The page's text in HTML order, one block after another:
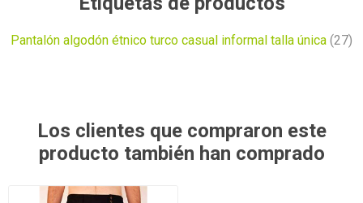
Pantalón algodón étnico turco casual informal talla única (27)
Los clientes que compraron este
producto también han comprado